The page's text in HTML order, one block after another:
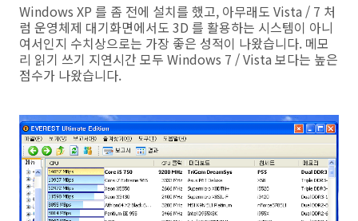
Windows XP 를 좀 전에 설치를 했고, 아무래도 Vista / 7 처
럼 운영체제 대기화면에서도 3D 를 활용하는 시스템이 아니
여서인지 수치상으로는 가장 좋은 성적이 나왔습니다. 메모
리 읽기 쓰기 지연시간 모두 Windows 7 / Vista 보다는 높은
점수가 나왔습니다.